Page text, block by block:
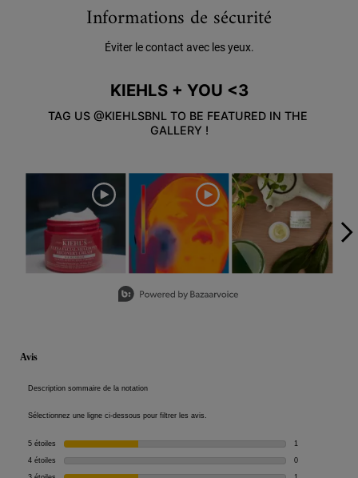
Informations de sécurité
Éviter le contact avec les yeux.
KIEHLS + YOU <3
TAG US @KIEHLSBNL TO BE FEATURED IN THE
GALLERY !
Media Carousel
Carousel with product photos. Use the previous and next buttons